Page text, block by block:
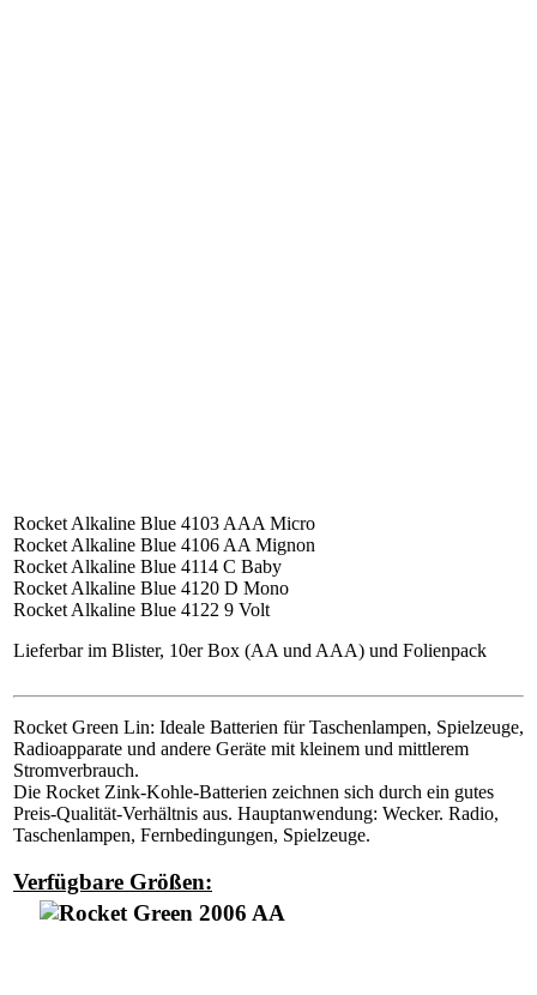
Rocket Alkaline Blue 4103 AAA Micro
Rocket Alkaline Blue 4106 AA Mignon
Rocket Alkaline Blue 4114 C Baby
Rocket Alkaline Blue 4120 D Mono
Rocket Alkaline Blue 4122 9 Volt
Lieferbar im Blister, 10er Box (AA und AAA) und Folienpack
Rocket Green Lin: Ideale Batterien für Taschenlampen, Spielzeuge,
Radioapparate und andere Geräte mit kleinem und mittlerem
Stromverbrauch.
Die Rocket Zink-Kohle-Batterien zeichnen sich durch ein gutes
Preis-Qualität-Verhältnis aus. Hauptanwendung: Wecker. Radio,
Taschenlampen, Fernbedingungen, Spielzeuge.
Verfügbare Größen: